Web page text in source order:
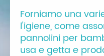
Forniamo una
l'igiene, come
pannolini per
usa e getta e